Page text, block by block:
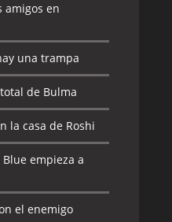
amigos en
una trampa
de Bulma
la casa de Roshi
Blue empieza a
el enemigo